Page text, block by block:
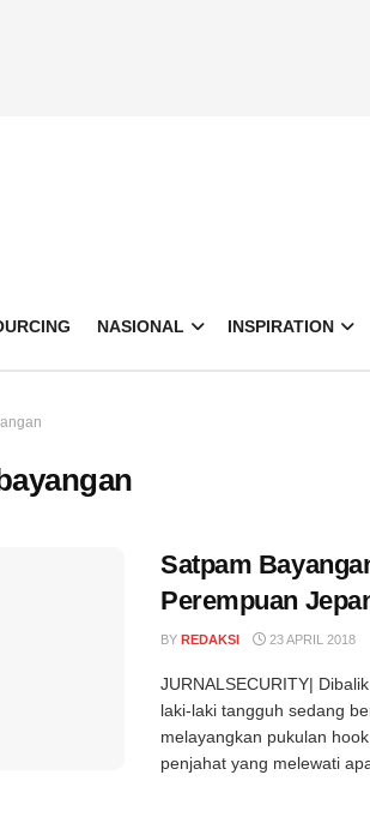
NASIONAL INSPIRATION
Satpam
Perempuan
BY REDAKSI 23 APRIL 2018
JURNALSECURITY|
laki-laki tangguh sedang
melayangkan pukulan
penjahat yang melewati